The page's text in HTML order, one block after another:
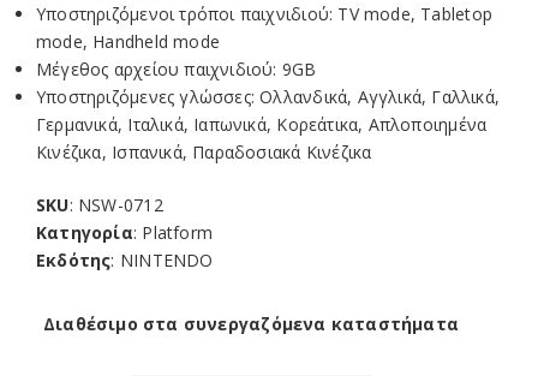
Υποστηριζόμενοι τρόποι παιχνιδιού: TV mode, Tabletop
mode, Handheld mode
Μέγεθος αρχείου παιχνιδιού: 9GB
Υποστηριζόμενες γλώσσες: Ολλανδικά, Αγγλικά, Γαλλικά,
Γερμανικά, Ιταλικά, Ιαπωνικά, Κορεάτικα, Απλοποιημένα
Κινέζικα, Ισπανικά, Παραδοσιακά Κινέζικα
SKU: NSW-0712
Κατηγορία: Platform
Εκδότης: NINTENDO
Διαθέσιμο στα συνεργαζόμενα καταστήματα